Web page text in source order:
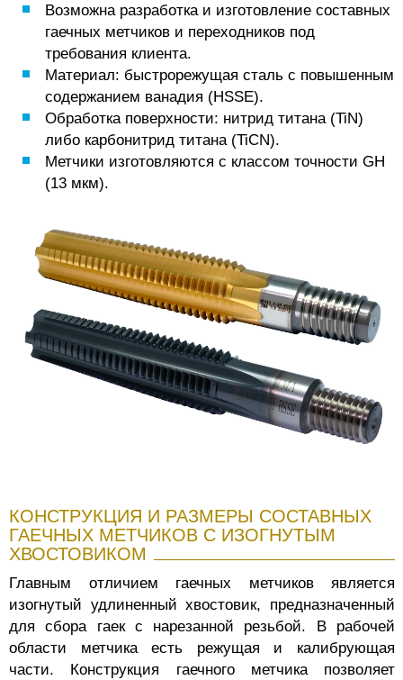
Возможна разработка и изготовление составных
гаечных метчиков и переходников под
требования клиента.
Материал: быстрорежущая сталь с повышенным
содержанием ванадия (HSSE).
Обработка поверхности: нитрид титана (TiN)
либо карбонитрид титана (TiCN).
Метчики изготовляются с классом точности GH
(13 мкм).
КОНСТРУКЦИЯ И РАЗМЕРЫ СОСТАВНЫХ
ГАЕЧНЫХ МЕТЧИКОВ С ИЗОГНУТЫМ
ХВОСТОВИКОМ
Главным отличием гаечных метчиков является
изогнутый удлиненный хвостовик, предназначенный
для сбора гаек с нарезанной резьбой. В рабочей
области метчика есть режущая и калибрующая
части. Конструкция гаечного метчика позволяет